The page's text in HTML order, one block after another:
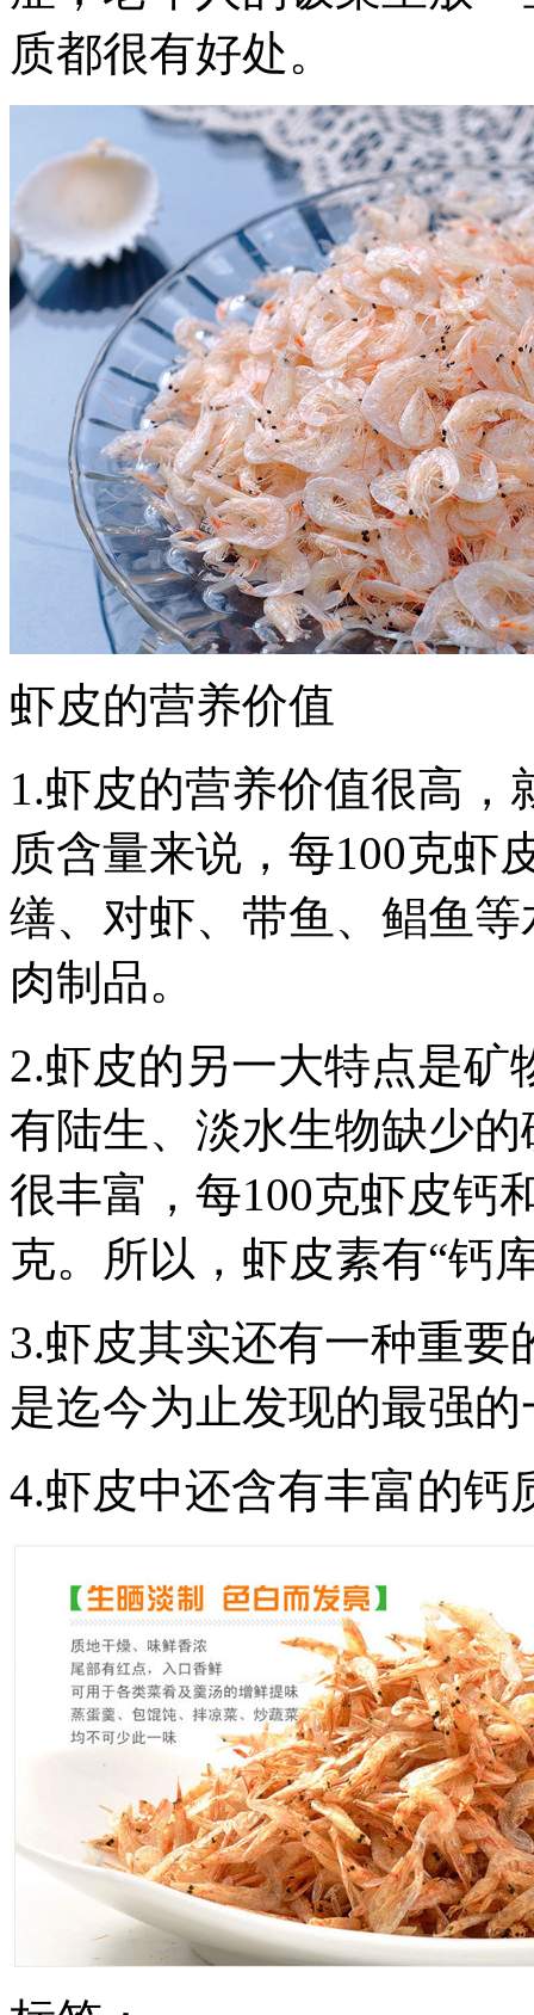
质都很有好处。
虾皮的营养价值
1.虾皮的营养价值很高
质含量来说，每100克虾
缮、对虾、带鱼、鲳鱼
肉制品。
2.虾皮的另一大特点是
有陆生、淡水生物缺少
很丰富，每100克虾皮钙
克。所以，虾皮素有“钙
3.虾皮其实还有一种重
是迄今为止发现的最强
4.虾皮中还含有丰富的钙